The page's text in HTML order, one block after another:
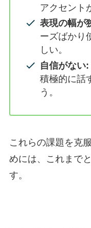
アクセント
表現の幅が
ーズばかり
しい。
自信がない:
積極的に話
う。
これらの課題を克
めには、これまで
す。